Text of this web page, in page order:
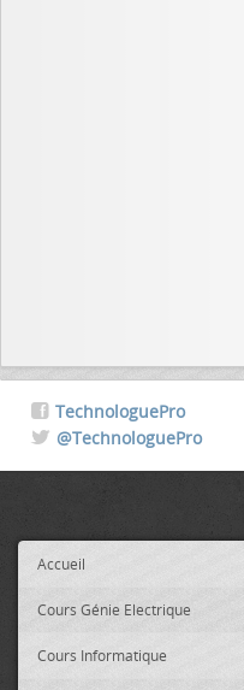
TechnologuePro
@TechnologuePro
Accueil
Cours Génie Electrique
Cours Informatique